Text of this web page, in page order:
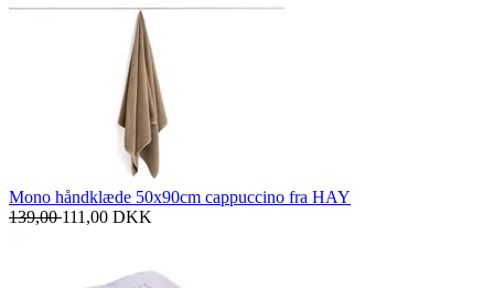
Mono håndklæde 50x90cm cappuccino fra HAY
139,00111,00 DKK